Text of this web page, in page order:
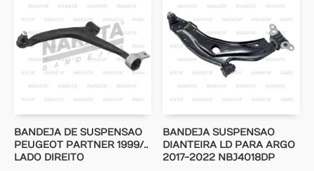
BANDEJA DE SUSPENSAO
PEUGEOT PARTNER 1999/..
LADO DIREITO
BANDEJA SUSPENSAO
DIANTEIRA LD PARA ARGO
2017-2022 NBJ4018DP